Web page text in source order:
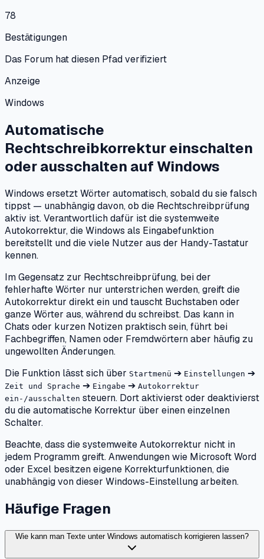
78
Bestätigungen
Das Forum hat diesen Pfad verifiziert
Anzeige
Windows
Automatische
Rechtschreibkorrektur einschalten
oder ausschalten auf Windows
Windows ersetzt Wörter automatisch, sobald du sie falsch
tippst — unabhängig davon, ob die Rechtschreibprüfung
aktiv ist. Verantwortlich dafür ist die systemweite
Autokorrektur, die Windows als Eingabefunktion
bereitstellt und die viele Nutzer aus der Handy-Tastatur
kennen.
Im Gegensatz zur Rechtschreibprüfung, bei der
fehlerhafte Wörter nur unterstrichen werden, greift die
Autokorrektur direkt ein und tauscht Buchstaben oder
ganze Wörter aus, während du schreibst. Das kann in
Chats oder kurzen Notizen praktisch sein, führt bei
Fachbegriffen, Namen oder Fremdwörtern aber häufig zu
ungewollten Änderungen.
Die Funktion lässt sich über Startmenü ➔ Einstellungen ➔
Zeit und Sprache ➔ Eingabe ➔ Autokorrektur
ein-/ausschalten steuern. Dort aktivierst oder deaktivierst
du die automatische Korrektur über einen einzelnen
Schalter.
Beachte, dass die systemweite Autokorrektur nicht in
jedem Programm greift. Anwendungen wie Microsoft Word
oder Excel besitzen eigene Korrekturfunktionen, die
unabhängig von dieser Windows-Einstellung arbeiten.
Häufige Fragen
Wie kann man Texte unter Windows automatisch korrigieren lassen?